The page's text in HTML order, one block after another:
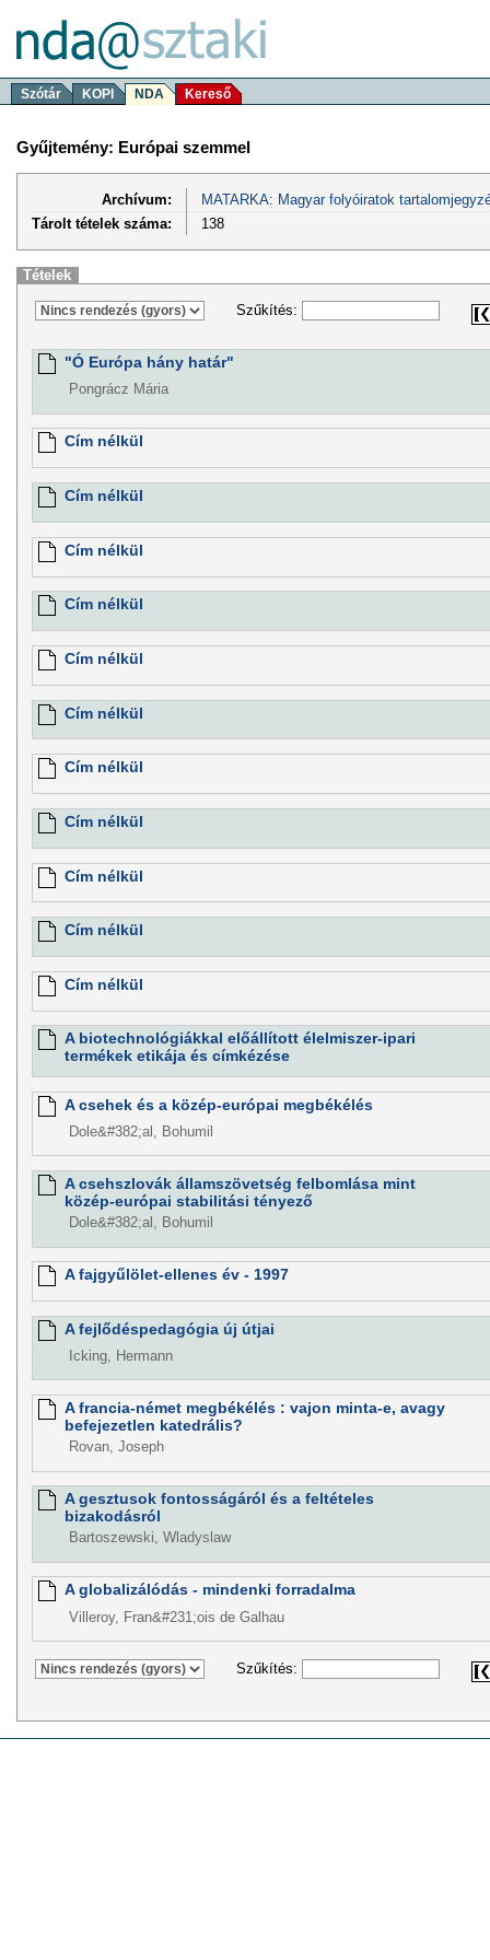
Szótár KOPI NDA Kereső
Gyűjtemény: Európai szemmel
Archívum:
MATARKA: Magyar folyóiratok
Tárolt tételek száma:
138
Tételek
Szűkítés:
"Ó Európa hány határ"
Pongrácz Mária
Cím nélkül
Cím nélkül
Cím nélkül
Cím nélkül
Cím nélkül
Cím nélkül
Cím nélkül
Cím nélkül
Cím nélkül
Cím nélkül
Cím nélkül
A biotechnológiákkal előállított élelmiszer-ipari
termékek etikája és címkézése
A csehek és a közép-európai megbékélés
Dole&#382;al, Bohumil
A csehszlovák államszövetség felbomlása mint
közép-európai stabilitási tényező
Dole&#382;al, Bohumil
A fajgyűlölet-ellenes év - 1997
A fejlődéspedagógia új útjai
Icking, Hermann
A francia-német megbékélés : vajon minta-e, avagy
befejezetlen katedrális?
Rovan, Joseph
A gesztusok fontosságáról és a feltételes
bizakodásról
Bartoszewski, Wladyslaw
A globalizálódás - mindenki forradalma
Villeroy, Fran&#231;ois de Galhau
Szűkítés: